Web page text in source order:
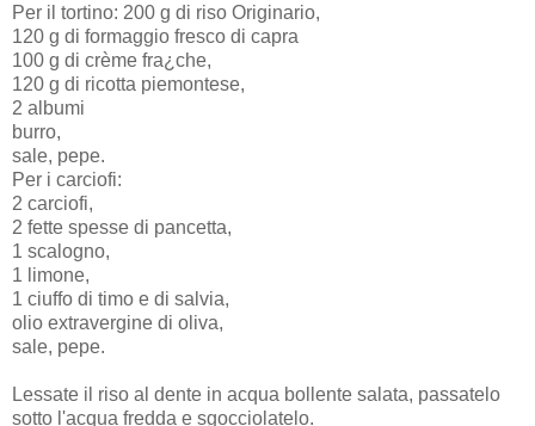
Per il tortino: 200 g di riso Originario,
120 g di formaggio fresco di capra
100 g di crème fra¿che,
120 g di ricotta piemontese,
2 albumi
burro,
sale, pepe.
Per i carciofi:
2 carciofi,
2 fette spesse di pancetta,
1 scalogno,
1 limone,
1 ciuffo di timo e di salvia,
olio extravergine di oliva,
sale, pepe.
Lessate il riso al dente in acqua bollente salata, passatelo
sotto l'acqua fredda e sgocciolatelo.